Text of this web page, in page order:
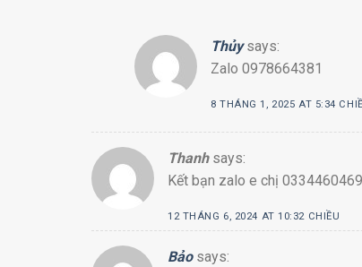
Thủy says:
Zalo 0978664381
8 THÁNG 1, 2025 AT 5:34
Thanh says:
Kết bạn zalo e chị 0334460469
12 THÁNG 6, 2024 AT 10:32 CHIỀU
Bảo says: